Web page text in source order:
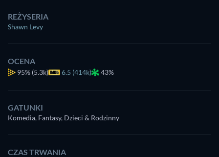
REŻYSERIA
Shawn Levy
OCENA
95% (5.3k) 6.5 (414k) 43%
GATUNKI
Komedia, Fantasy, Dzieci & Rodzinny
CZAS TRWANIA